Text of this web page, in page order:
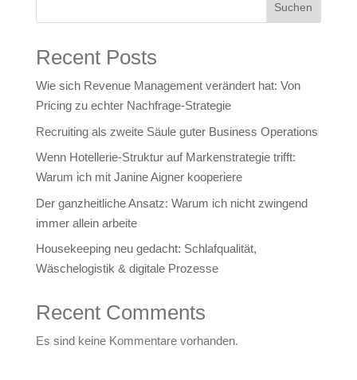
Suchen
Recent Posts
Wie sich Revenue Management verändert hat: Von
Pricing zu echter Nachfrage‑Strategie
Recruiting als zweite Säule guter Business Operations
Wenn Hotellerie‑Struktur auf Markenstrategie trifft:
Warum ich mit Janine Aigner kooperiere
Der ganzheitliche Ansatz: Warum ich nicht zwingend
immer allein arbeite
Housekeeping neu gedacht: Schlafqualität,
Wäschelogistik & digitale Prozesse
Recent Comments
Es sind keine Kommentare vorhanden.